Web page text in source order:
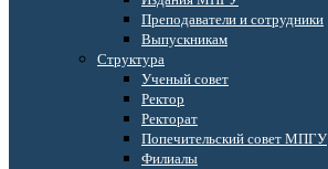
Преподаватели и сотрудники
Выпускникам
Структура
Ученый совет
Ректор
Ректорат
Попечительский совет МПГУ
Филиалы